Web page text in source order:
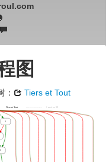
图
： Tiers et Tout